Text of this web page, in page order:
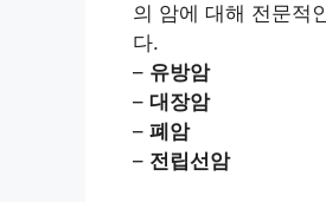
의 암에 대해 전문적
다.
– 유방암
– 대장암
– 폐암
– 전립선암